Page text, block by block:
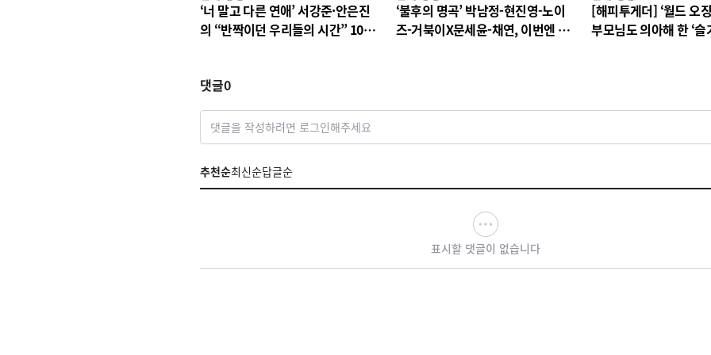
‘너 말고 다른 연애’ 서강준·안은진
의 “반짝이던 우리들의 시간” 10년
‘불후의 명곡’ 박남정-현진영-노이
즈-거북이X문세윤-채연, 이번엔 댄
[해피투게더] ‘월드 오
부모님도 의아해 한 ‘
댓글0
댓글을 작성하려면 로그인해주세요
추천순최신순답글순
표시할 댓글이 없습니다